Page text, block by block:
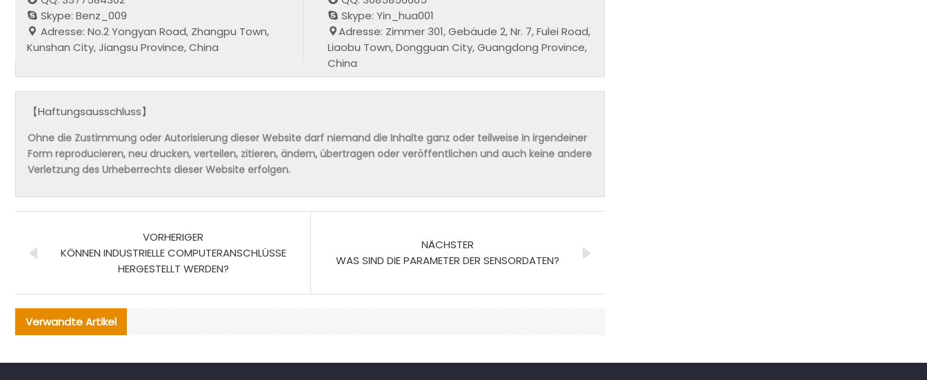
Skype: Benz_009
Adresse: No.2 Yongyan Road, Zhangpu Town,
Kunshan City, Jiangsu Province, China
Skype: Yin_hua001
Adresse: Zimmer 301, Gebäude 2, Nr. 7, Fulei Road,
Liaobu Town, Dongguan City, Guangdong Province,
China
【Haftungsausschluss】
Ohne die Zustimmung oder Autorisierung dieser Website darf niemand die Inhalte ganz oder teilweise in irgendeiner
Form reproducieren, neu drucken, verteilen, zitieren, ändern, übertragen oder veröffentlichen und auch keine andere
Verletzung des Urheberrechts dieser Website erfolgen.
VORHERIGER
KÖNNEN INDUSTRIELLE COMPUTERANSCHLÜSSE
HERGESTELLT WERDEN?
NÄCHSTER
WAS SIND DIE PARAMETER DER SENSORDATEN?
Verwandte Artikel